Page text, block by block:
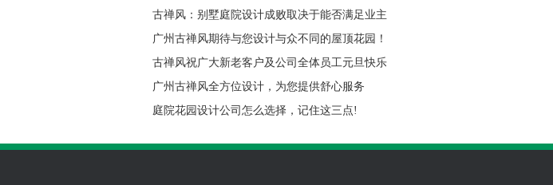
古禅风：别墅庭院设计成败取决于能否满足业主
广州古禅风期待与您设计与众不同的屋顶花园！
古禅风祝广大新老客户及公司全体员工元旦快乐
广州古禅风全方位设计，为您提供舒心服务
庭院花园设计公司怎么选择，记住这三点!